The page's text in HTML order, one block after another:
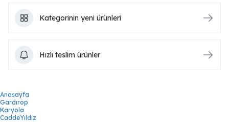
Kategorinin yeni ürünleri
Hızlı teslim ürünler
Anasayfa
Gardırop
Karyola
CaddeYıldız